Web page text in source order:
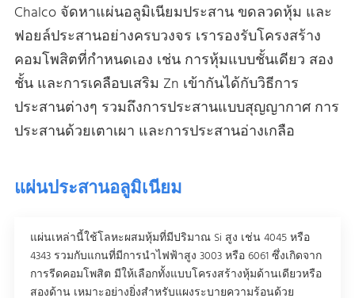
Chalco จัดหาแผ่นอลูมิเนียมประสาน ขดลวดหุ้ม และ
ฟอยล์ประสานอย่างครบวงจร เรารองรับโครงสร้าง
คอมโพสิตที่กําหนดเอง เช่น การหุ้มแบบชั้นเดียว สอง
ชั้น และการเคลือบเสริม Zn เข้ากันได้กับวิธีการ
ประสานต่างๆ รวมถึงการประสานแบบสุญญากาศ การ
ประสานด้วยเตาเผา และการประสานอ่างเกลือ
แผ่นประสานอลูมิเนียม
แผ่นเหล่านี้ใช้โลหะผสมหุ้มที่มีปริมาณ Si สูง เช่น 4045 หรือ
4343 รวมกับแกนที่มีการนําไฟฟ้าสูง 3003 หรือ 6061 ซึ่งเกิดจาก
การรีดคอมโพสิต มีให้เลือกทั้งแบบโครงสร้างหุ้มด้านเดียวหรือ
สองด้าน เหมาะอย่างยิ่งสําหรับแผงระบายความร้อนด้วย